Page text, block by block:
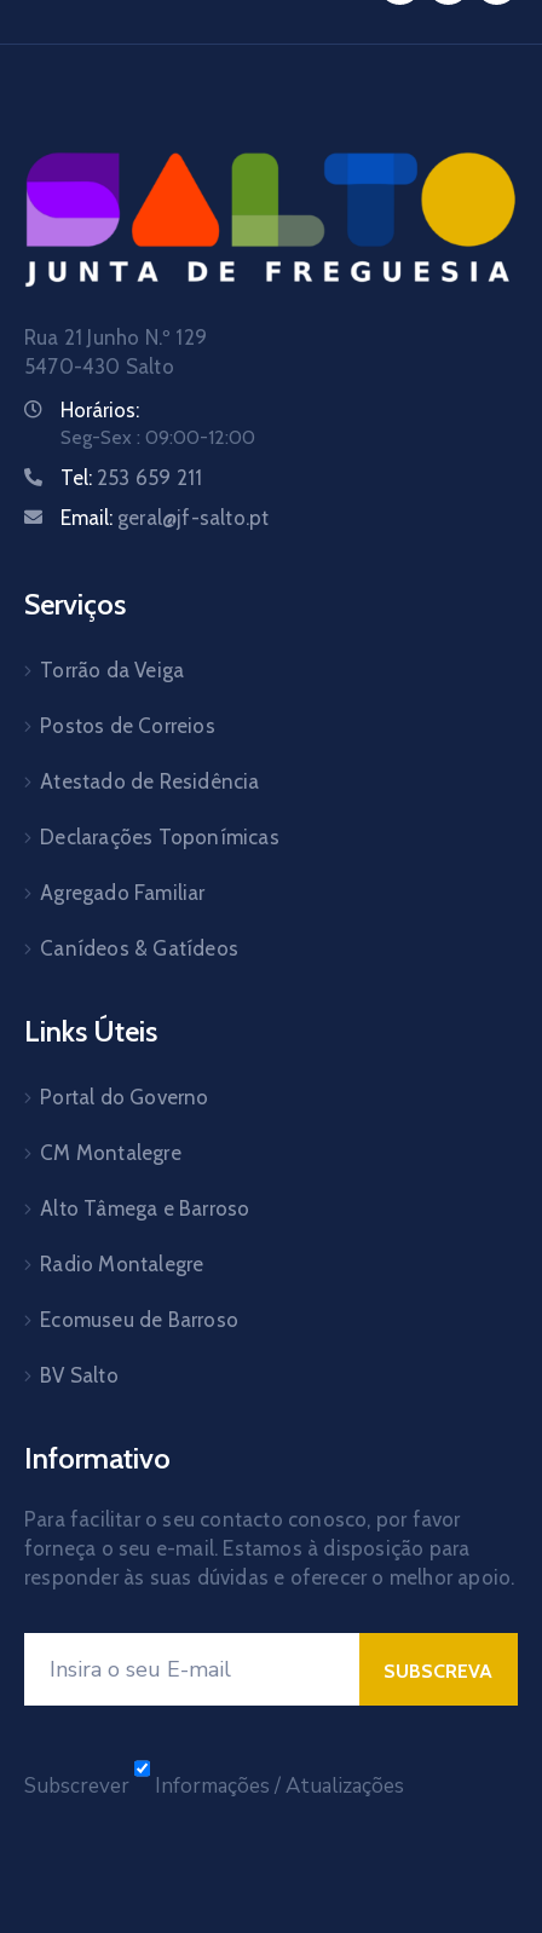
Rua 21 Junho N.º 129
5470-430 Salto
Horários:
Seg-Sex : 09:00-12:00
Tel: 253 659 211
Email: geral@jf-salto.pt
Serviços
Torrão da Veiga
Postos de Correios
Atestado de Residência
Declarações Toponímicas
Agregado Familiar
Canídeos & Gatídeos
Links Úteis
Portal do Governo
CM Montalegre
Alto Tâmega e Barroso
Radio Montalegre
Ecomuseu de Barroso
BV Salto
Informativo
Para facilitar o seu contacto conosco, por favor
forneça o seu e-mail. Estamos à disposição para
responder às suas dúvidas e oferecer o melhor apoio.
Subscrever Informações / Atualizações